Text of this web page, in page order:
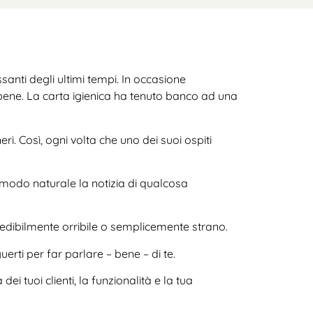
degli ultimi tempi. In occasione
La carta igienica ha tenuto banco ad una
Così, ogni volta che uno dei suoi ospiti
naturale la notizia di qualcosa
orribile o semplicemente strano.
per far parlare – bene – di te.
tuoi clienti, la funzionalità e la tua